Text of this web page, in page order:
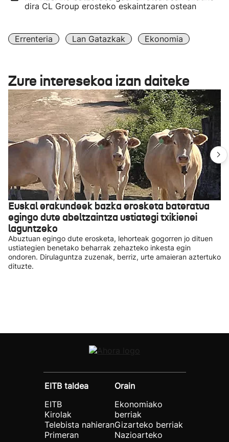
dira CL Group erosteko eskaintzaren ostean
Errenteria Lan Gatazkak Ekonomia
Zure interesekoa izan daiteke
Euskal erakundeek bazka erosketa bateratua
egingo dute abeltzaintza ustiategi txikienei
laguntzeko
Abuztuan egingo dute erosketa, lehorteak gogorren jo dituen
ustiategien benetako beharrak zehazteko inkesta egin
ondoren. Dirulaguntza zuzenak, berriz, urte amaieran aztertuko
dituzte.
EITB taldea
EITB
Kirolak
Telebista nahieran
Primeran
Orain
Ekonomiako
berriak
Gizarteko berriak
Nazioarteko